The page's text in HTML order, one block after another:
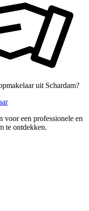
uit Schardam?
voor een professionele en
te ontdekken.